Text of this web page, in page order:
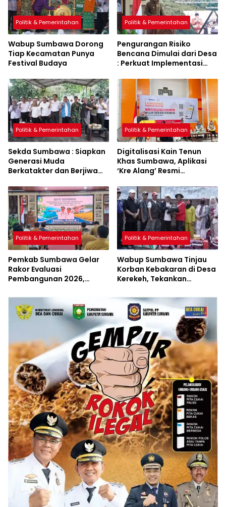
Politik & Pemerintahan
Wabup Sumbawa Dorong
Tiap Kecamatan Punya
Festival Budaya
Politik & Pemerintahan
Pengurangan Risiko
Bencana Dimulai dari Desa
: Perkuat Implementasi
Politik & Pemerintahan
Sekda Sumbawa : Siapkan
Generasi Muda
Berkatakter dan Berjiwa
Politik & Pemerintahan
Digitalisasi Kain Tenun
Khas Sumbawa, Aplikasi
‘Kre Alang’ Resmi
Politik & Pemerintahan
Pemkab Sumbawa Gelar
Rakor Evaluasi
Pembangunan 2026,
Perubahan Resmi
Diluncurkan
Politik & Pemerintahan
Wabup Sumbawa Tinjau
Korban Kebakaran di Desa
Kerekeh, Tekankan